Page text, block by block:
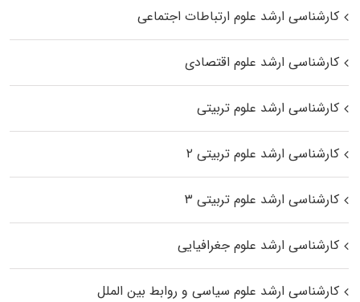
کارشناسی ارشد علوم ارتباطات اجتماعی
کارشناسی ارشد علوم اقتصادی
کارشناسی ارشد علوم تربیتی
کارشناسی ارشد علوم تربیتی ۲
کارشناسی ارشد علوم تربیتی ۳
کارشناسی ارشد علوم جغرافیایی
کارشناسی ارشد علوم سیاسی و روابط بین الملل